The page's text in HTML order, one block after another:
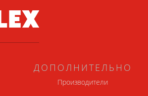
ДОПОЛНИТЕЛЬНО
Производители